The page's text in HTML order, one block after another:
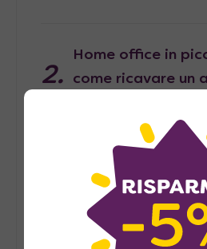
Home office in
come ricavare un
Pied-à-terre,
arredarlo